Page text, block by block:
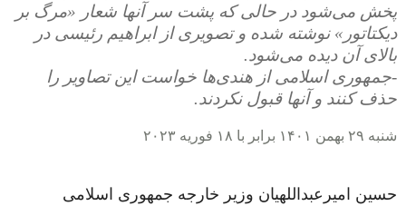
پخش می‌شود در حالی که پشت سر آنها شعار «مرگ بر
دیکتاتور» نوشته شده و تصویری از ابراهیم رئیسی در
بالای آن دیده می‌شود.
-جمهوری اسلامی از هندی‌ها خواست این تصاویر را
حذف کنند و آنها قبول نکردند.
شنبه ۲۹ بهمن ۱۴۰۱ برابر با ۱۸ فوریه ۲۰۲۳
حسین امیرعبداللهیان وزیر خارجه جمهوری اسلامی